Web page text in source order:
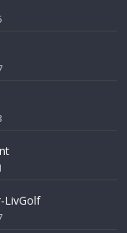
LivGolf